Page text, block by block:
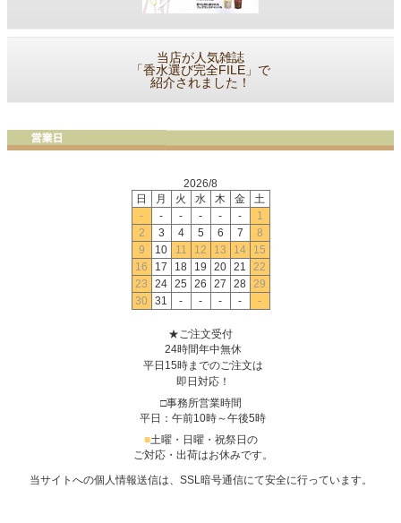
当店が人気雑誌
「香水選び完全FILE」で
紹介されました！
2026/8
日
月 火 水 木 金
土
-
- - - - -
1
2
3 4 5 6 7
8
9
10 11 12 13 14
15
16
17 18 19 20 21
22
23
24 25 26 27 28 29
30
31 - - - - -
★ご注文受付
24時間年中無休
平日15時までのご注文は
即日対応！
□事務所営業時間
平日：午前10時～午後5時
■土曜・日曜・祝祭日の
ご対応・出荷はお休みです。
当サイトへの個人情報送信は、SSL暗号通信にて安全に行っています。